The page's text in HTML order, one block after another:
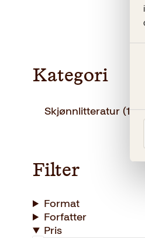
Kategori
Skjønnlitteratur (1)
Filter
Format
Forfatter
Pris